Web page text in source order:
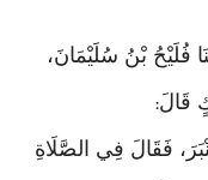
فُلَيْحُ بْنُ سُلَيْمَانَ،
قَالَ:
فَقَالَ فِي الصَّلَاةِ